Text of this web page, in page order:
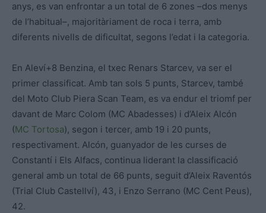
anys, es van enfrontar a un total de 6 zones –dos menys
de l’habitual–, majoritàriament de roca i terra, amb
diferents nivells de dificultat, segons l’edat i la categoria.
En Aleví+8 Benzina, el txec Renars Starcev, va ser el
primer classificat. Amb tan sols 5 punts, Starcev, també
del Moto Club Piera Scan Team, es va endur el triomf per
davant de Marc Colom (MC Abadesses) i d’Aleix Alcón
(MC Tortosa), segon i tercer, amb 19 i 20 punts,
respectivament. Alcón, guanyador de les curses de
Constantí i Els Alfacs, continua liderant la classificació
general amb un total de 66 punts, seguit d’Aleix Raventós
(Trial Club Castellví), 43, i Enzo Serrano (MC Cent Peus),
42.